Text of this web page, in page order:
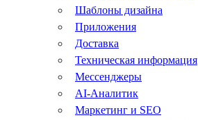
Шаблоны дизайна
Приложения
Доставка
Техническая информация
Мессенджеры
AI-Аналитик
Маркетинг и SEO